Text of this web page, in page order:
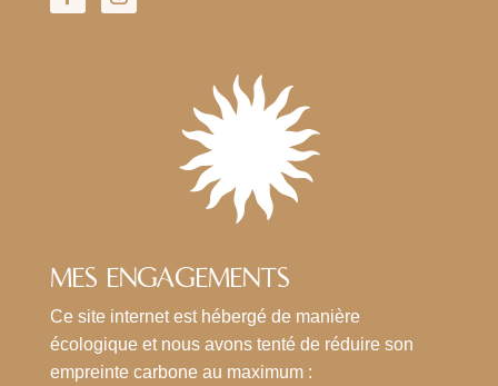
MES ENGAGEMENTS
Ce site internet est hébergé de manière
écologique et nous avons tenté de réduire son
empreinte carbone au maximum :